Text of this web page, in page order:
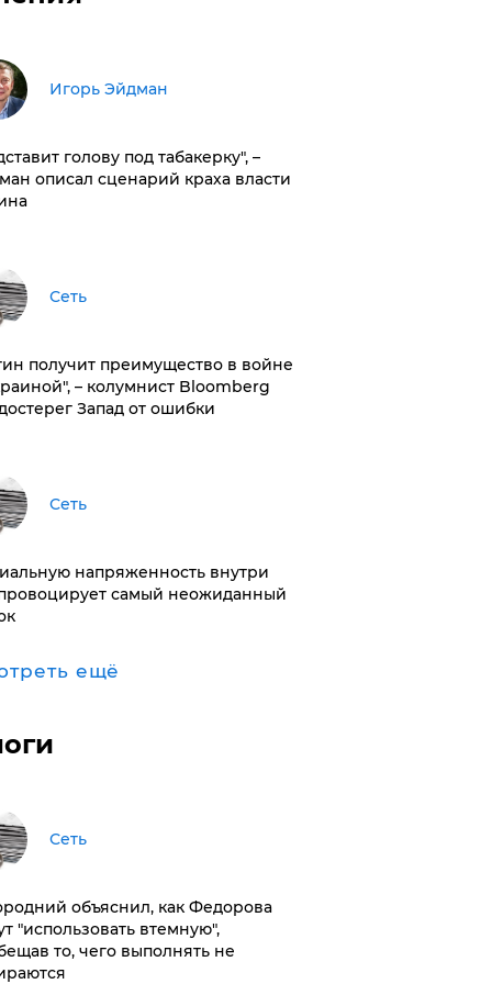
Игорь Эйдман
голову под табакерку", –
описал сценарий краха власти
Сеть
получит преимущество в войне
– колумнист Bloomberg
Запад от ошибки
Сеть
напряженность внутри
самый неожиданный
ещё
Сеть
объяснил, как Федорова
"использовать втемную",
то, чего выполнять не